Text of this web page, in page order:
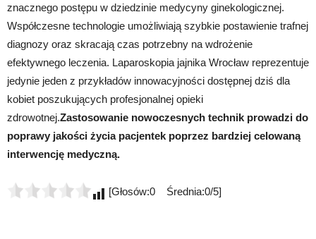
znacznego postępu w dziedzinie medycyny ginekologicznej.
Współczesne technologie umożliwiają szybkie postawienie trafnej
diagnozy oraz skracają czas potrzebny na wdrożenie
efektywnego leczenia. Laparoskopia jajnika Wrocław reprezentuje
jedynie jeden z przykładów innowacyjności dostępnej dziś dla
kobiet poszukujących profesjonalnej opieki
zdrowotnej.Zastosowanie nowoczesnych technik prowadzi do
poprawy jakości życia pacjentek poprzez bardziej celowaną
interwencję medyczną.
[Głosów:0 Średnia:0/5]